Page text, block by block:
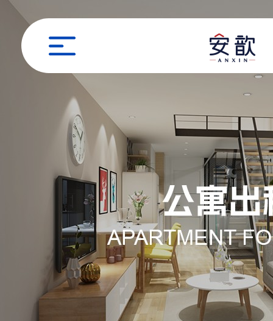
职位申请
姓名
手机